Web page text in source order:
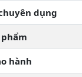
dụng
phẩm
hành